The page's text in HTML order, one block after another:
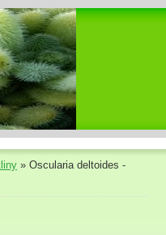
» Oscularia deltoides -